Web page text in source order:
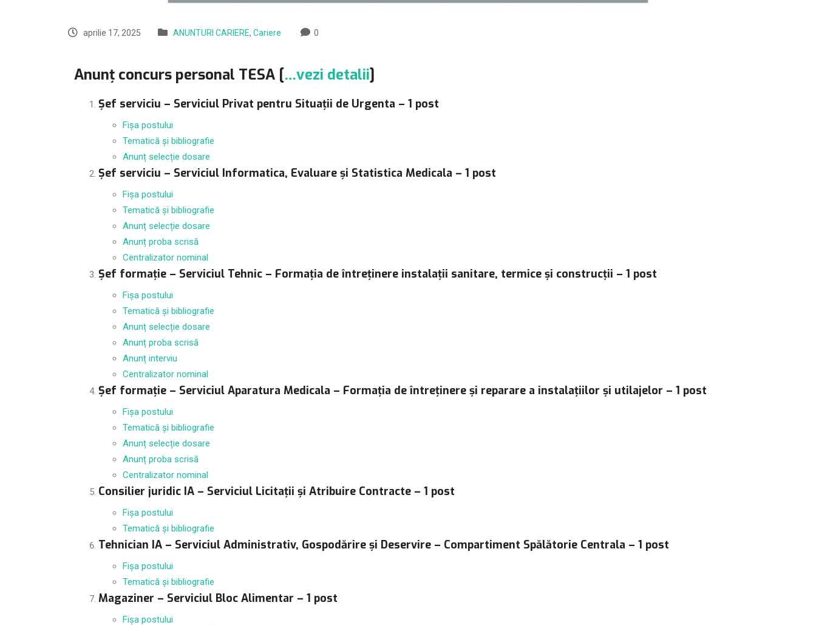
aprilie 17, 2025 ANUNTURI CARIERE, Cariere 0
Anunț concurs personal TESA […vezi detalii]
Șef serviciu – Serviciul Privat pentru Situații de Urgenta – 1 post
Fișa postului
Tematică și bibliografie
Anunț selecție dosare
Șef serviciu – Serviciul Informatica, Evaluare și Statistica Medicala – 1 post
Fișa postului
Tematică și bibliografie
Anunț selecție dosare
Anunț proba scrisă
Centralizator nominal
Șef formație – Serviciul Tehnic – Formația de întreținere instalații sanitare, termice și construcții – 1 post
Fișa postului
Tematică și bibliografie
Anunț selecție dosare
Anunț proba scrisă
Anunț interviu
Centralizator nominal
Șef formație – Serviciul Aparatura Medicala – Formația de întreținere și reparare a instalațiilor și utilajelor – 1 post
Fișa postului
Tematică și bibliografie
Anunț selecție dosare
Anunț proba scrisă
Centralizator nominal
Consilier juridic IA – Serviciul Licitații și Atribuire Contracte – 1 post
Fișa postului
Tematică și bibliografie
Tehnician IA – Serviciul Administrativ, Gospodărire și Deservire – Compartiment Spălătorie Centrala – 1 post
Fișa postului
Tematică și bibliografie
Magaziner – Serviciul Bloc Alimentar – 1 post
Fișa postului